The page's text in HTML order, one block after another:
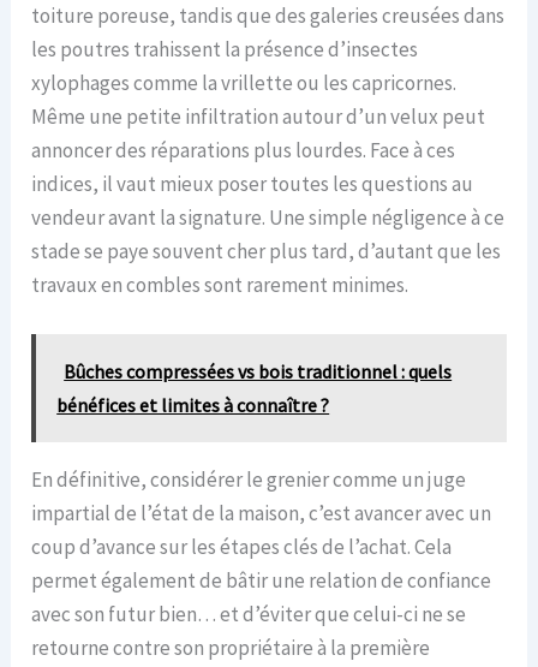
toiture poreuse, tandis que des galeries creusées dans
les poutres trahissent la présence d’insectes
xylophages comme la vrillette ou les capricornes.
Même une petite infiltration autour d’un velux peut
annoncer des réparations plus lourdes. Face à ces
indices, il vaut mieux poser toutes les questions au
vendeur avant la signature. Une simple négligence à ce
stade se paye souvent cher plus tard, d’autant que les
travaux en combles sont rarement minimes.
Bûches compressées vs bois traditionnel : quels
bénéfices et limites à connaître ?
En définitive, considérer le grenier comme un juge
impartial de l’état de la maison, c’est avancer avec un
coup d’avance sur les étapes clés de l’achat. Cela
permet également de bâtir une relation de confiance
avec son futur bien… et d’éviter que celui-ci ne se
retourne contre son propriétaire à la première